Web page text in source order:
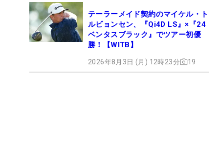
テーラーメイド契約のマイケル・ト
ルビョンセン、『Qi4D LS』×『24
ベンタスブラック』でツアー初優
勝！【WITB】
2026年8月3日 (月) 12時23分 19